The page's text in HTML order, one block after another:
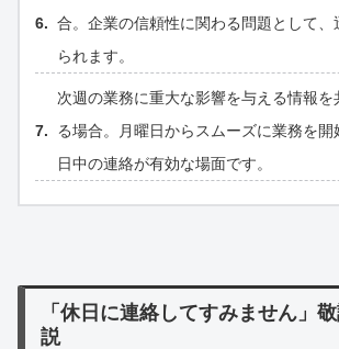
合。企業の信頼性に関わる問題として、
られます。
次週の業務に重大な影響を与える情報を
る場合。月曜日からスムーズに業務を
日中の連絡が有効な場面です。
「休日に連絡してすみません」
説